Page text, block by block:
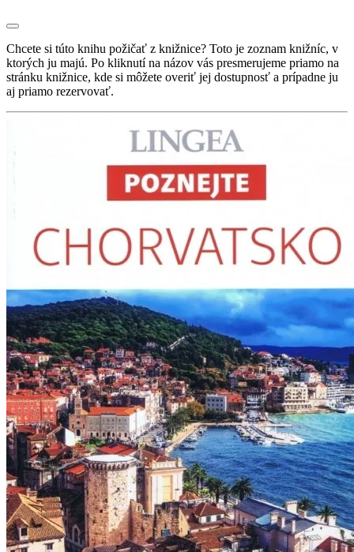
Chcete si túto knihu požičať z knižnice? Toto je zoznam knižníc, v
ktorých ju majú. Po kliknutí na názov vás presmerujeme priamo na
stránku knižnice, kde si môžete overiť jej dostupnosť a prípadne ju
aj priamo rezervovať.